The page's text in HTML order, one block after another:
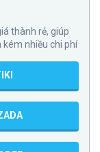
thành rẻ, giúp
nhiều chi phí